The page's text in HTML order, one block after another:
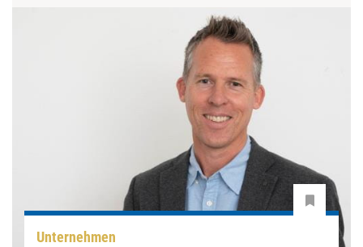
Unternehmen